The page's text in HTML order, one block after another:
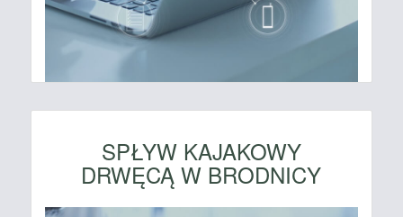
SPŁYW KAJAKOWY
DRWĘCĄ W BRODNICY